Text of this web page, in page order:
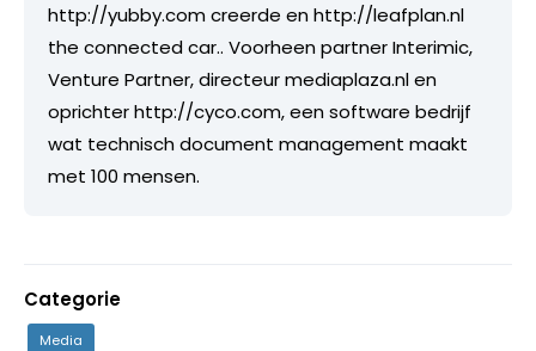
http://yubby.com creerde en http://leafplan.nl
the connected car.. Voorheen partner Interimic,
Venture Partner, directeur mediaplaza.nl en
oprichter http://cyco.com, een software bedrijf
wat technisch document management maakt
met 100 mensen.
Categorie
Media